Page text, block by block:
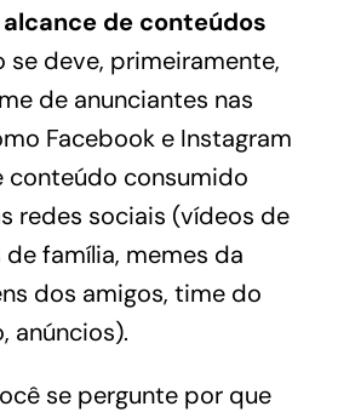
alcance de conteúdos
se deve, primeiramente,
de anunciantes nas
Facebook e Instagram
conteúdo consumido
redes sociais (vídeos de
família, memes da
dos amigos, time do
anúncios).
se pergunte por que